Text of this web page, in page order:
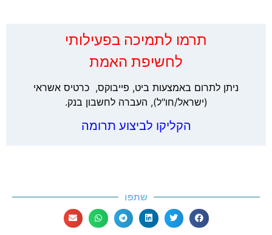
‏תרמו לתמיכה בפעילותי
לחשיפת האמת
ניתן לתרום באמצעות ביט, פייבוקס, כרטיס אשראי
(ישראל/חו"ל), העברה לחשבון בנק.
הקליקו לביצוע תרומה
שתפו